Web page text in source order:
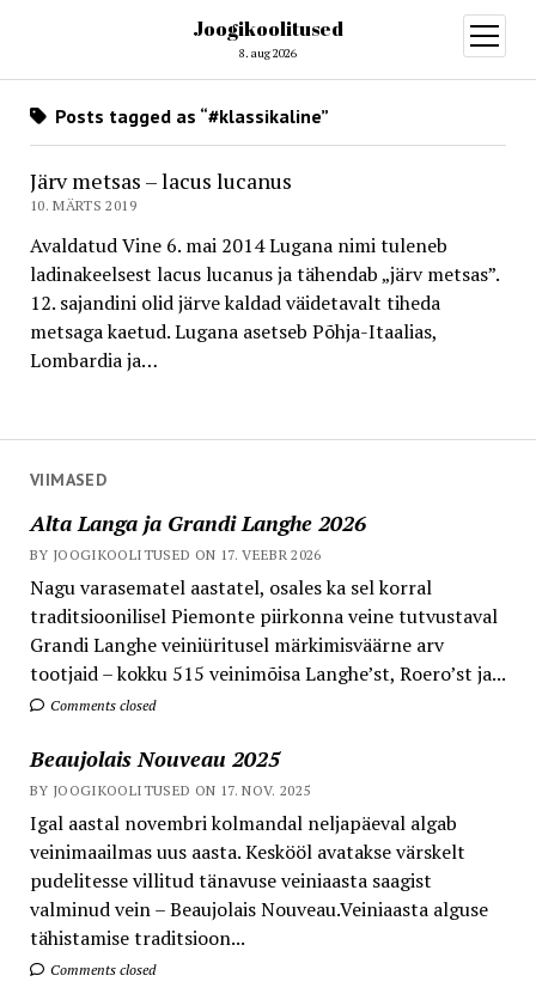
Joogikoolitused
8. aug 2026
open
menu
VIIMASED
Alta Langa ja Grandi Langhe 2026
BY JOOGIKOOLITUSED ON 17. VEEBR 2026
Nagu varasematel aastatel, osales ka sel korral
traditsioonilisel Piemonte piirkonna veine tutvustaval
Grandi Langhe veiniüritusel märkimisväärne arv
tootjaid – kokku 515 veinimõisa Langhe’st, Roero’st ja...
Comments closed
Beaujolais Nouveau 2025
BY JOOGIKOOLITUSED ON 17. NOV. 2025
Igal aastal novembri kolmandal neljapäeval algab
veinimaailmas uus aasta. Keskööl avatakse värskelt
pudelitesse villitud tänavuse veiniaasta saagist
valminud vein – Beaujolais Nouveau.Veiniaasta alguse
tähistamise traditsioon...
Comments closed
Posts tagged as “#klassikaline”
Järv metsas – lacus lucanus
10. MÄRTS 2019
Avaldatud Vine 6. mai 2014 Lugana nimi tuleneb
ladinakeelsest lacus lucanus ja tähendab „järv metsas”. 
12. sajandini olid järve kaldad väidetavalt tiheda
metsaga kaetud. Lugana asetseb Põhja-Itaalias,
Lombardia ja…